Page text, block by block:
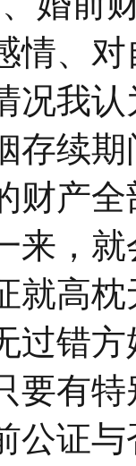
情、
况我
存续
财产
来，
就高
过错
要有
公证